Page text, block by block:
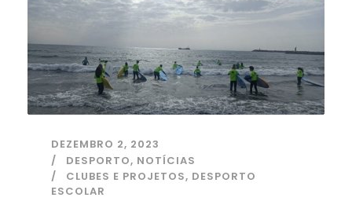
DEZEMBRO 2, 2023
DESPORTO, NOTÍCIAS
CLUBES E PROJETOS, DESPORTO
ESCOLAR